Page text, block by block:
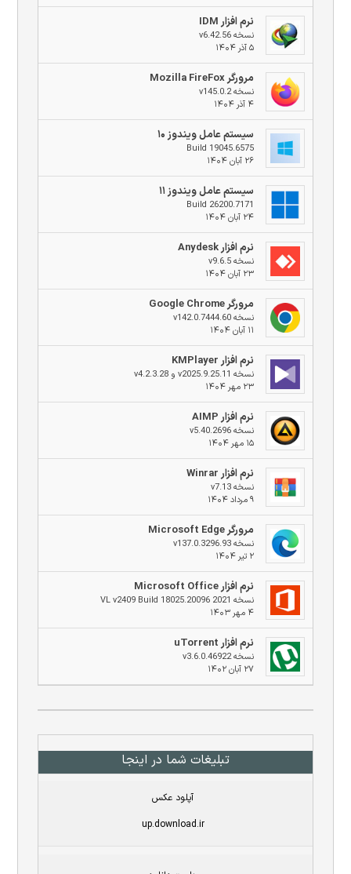
نرم افزار IDM
نسخه v6.42.56
۵ آذر ۱۴۰۴
مرورگر Mozilla FireFox
نسخه v145.0.2
۴ آذر ۱۴۰۴
سیستم عامل ویندوز ۱۰
Build 19045.6575
۲۶ آبان ۱۴۰۴
سیستم عامل ویندوز ۱۱
Build 26200.7171
۲۴ آبان ۱۴۰۴
نرم افزار Anydesk
نسخه v9.6.5
۲۳ آبان ۱۴۰۴
مرورگر Google Chrome
نسخه v142.0.7444.60
۱۱ آبان ۱۴۰۴
نرم افزار KMPlayer
نسخه v2025.9.25.11 و v4.2.3.28
۲۳ مهر ۱۴۰۴
نرم افزار AIMP
نسخه v5.40.2696
۱۵ مهر ۱۴۰۴
نرم افزار Winrar
نسخه v7.13
۹ مرداد ۱۴۰۴
مرورگر Microsoft Edge
نسخه v137.0.3296.93
۲ تیر ۱۴۰۴
نرم افزار Microsoft Office
نسخه 2021 VL v2409 Build 18025.20096
۴ مهر ۱۴۰۳
نرم افزار uTorrent
نسخه v3.6.0.46922
۲۷ آبان ۱۴۰۲
تبلیغات شما در اینجا
آپلود عکس
up.download.ir